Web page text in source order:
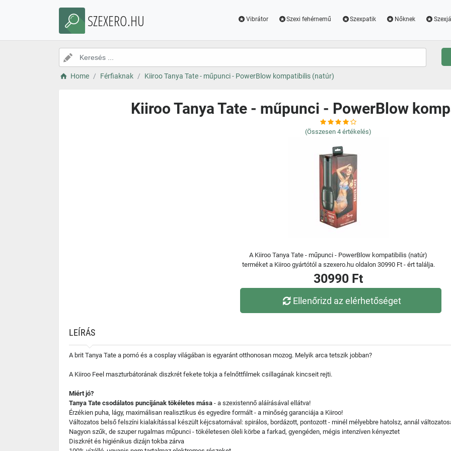
SZEXERO.HU Vibrátor Szexi fehérnemű Szexpatik Nőknek
Home Férfiaknak Kiiroo Tanya Tate - műpunci - PowerBlow kompatibilis (natúr)
Kiiroo Tanya Tate - műpunci - PowerBlow
(Összesen 4 értékelés)
A Kiiroo Tanya Tate - műpunci - PowerBlow kompatibilis (natúr)
terméket a Kiiroo gyártótól a szexero.hu oldalon 30990 Ft - ért találja.
30990 Ft
Ellenőrizd az elérhetőséget
LEÍRÁS
A brit Tanya Tate a pornó és a cosplay világában is egyaránt otthonosan mozog. Melyik arca tetszik jobban?
A Kiiroo Feel maszturbátorának diszkrét fekete tokja a felnőttfilmek csillagának kincseit rejti.
Miért jó?
Tanya Tate csodálatos puncijának tökéletes mása - a szexistennő aláírásával ellátva!
Érzékien puha, lágy, maximálisan realisztikus és egyedire formált - a minőség garanciája a Kiiroo!
Változatos belső felszíni kialakítással készült kéjcsatornával: spirálos, bordázott, pontozott - minél mélyebbre hatolsz, annál
Nagyon szűk, de szuper rugalmas műpunci - tökéletesen öleli körbe a farkad, gyengéden, mégis intenzíven kényeztet
Diszkrét és higiénikus dizájn tokba zárva